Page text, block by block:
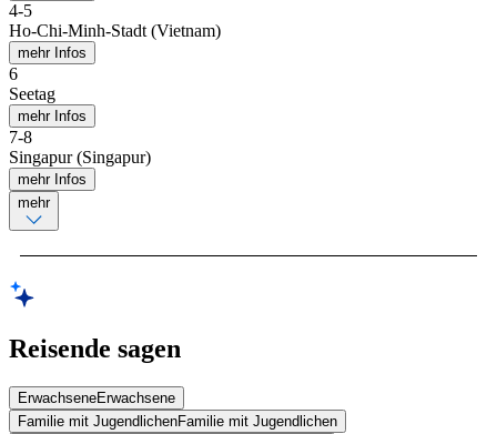
4-5
Ho-Chi-Minh-Stadt (Vietnam)
mehr Infos
6
Seetag
mehr Infos
7-8
Singapur (Singapur)
mehr Infos
mehr
Reisende sagen
ErwachseneErwachsene
Familie mit JugendlichenFamilie mit Jugendlichen